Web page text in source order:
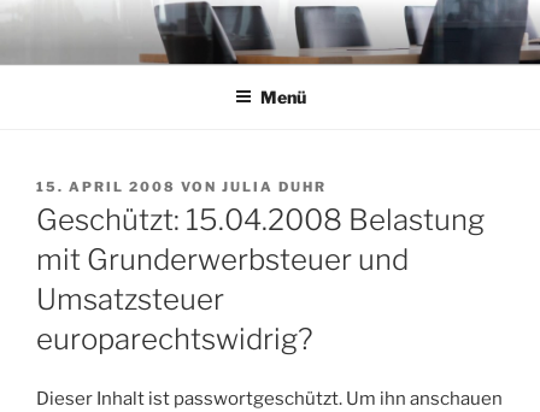
Zum
springen
Menü
VERÖFFENTLICHT
AM
15. APRIL 2008 VON JULIA DUHR
Geschützt: 15.04.2008 Belastung
mit Grunderwerbsteuer und
Umsatzsteuer
europarechtswidrig?
Dieser Inhalt ist passwortgeschützt. Um ihn anschauen